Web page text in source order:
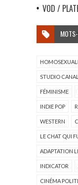
VOD /
STUDIO CANAL
FÉMINISME
INDIE POP
WESTERN
LE CHAT QUI
ADAPTATION
INDICATOR
CINÉMA